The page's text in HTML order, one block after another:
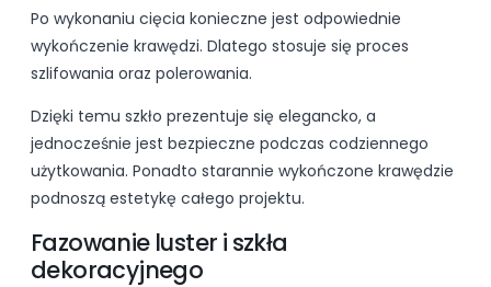
Po wykonaniu cięcia konieczne jest odpowiednie
wykończenie krawędzi. Dlatego stosuje się proces
szlifowania oraz polerowania.
Dzięki temu szkło prezentuje się elegancko, a
jednocześnie jest bezpieczne podczas codziennego
użytkowania. Ponadto starannie wykończone krawędzie
podnoszą estetykę całego projektu.
Fazowanie luster i szkła
dekoracyjnego